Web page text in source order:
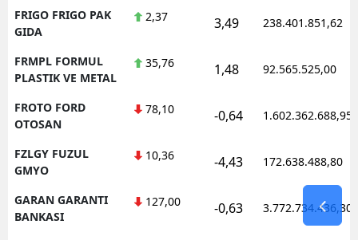
FRIGO FRIGO PAK
GIDA
2,37 3,49 238.401.851,62
FRMPL FORMUL
PLASTIK VE METAL
35,76 1,48 92.565.525,00
FROTO FORD
OTOSAN
78,10 -0,64 1.602.362.688,95
FZLGY FUZUL
GMYO
10,36 -4,43 172.638.488,80
GARAN GARANTI
BANKASI
127,00 -0,63 3.772.734.436,30